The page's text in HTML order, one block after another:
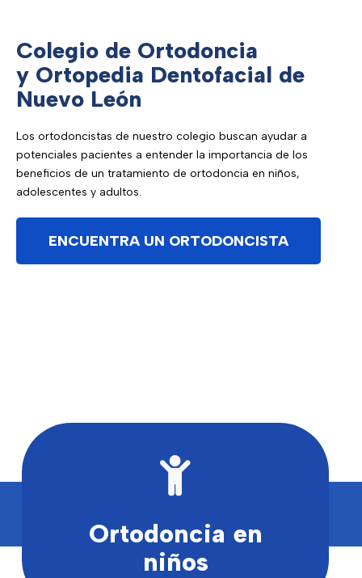
Colegio de Ortodoncia
y Ortopedia Dentofacial de
Nuevo León
Los ortodoncistas de nuestro colegio buscan ayudar a
potenciales pacientes a entender la importancia de los
beneficios de un tratamiento de ortodoncia en niños,
adolescentes y adultos.
ENCUENTRA UN ORTODONCISTA
Ortodoncia en
niños